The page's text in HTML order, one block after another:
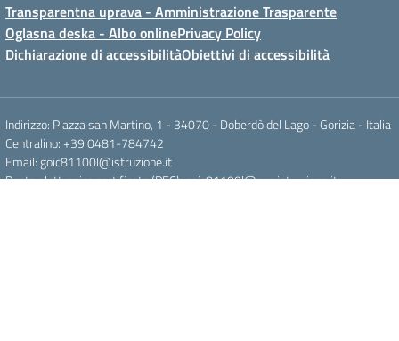
Transparentna uprava - Amministrazione Trasparente
Oglasna deska - Albo onlinePrivacy Policy
Dichiarazione di accessibilitàObiettivi di accessibilità
Indirizzo: Piazza san Martino, 1 - 34070 - Doberdò del Lago - Gorizia - Italia
Centralino: +39 0481-784742
Email: goic81100l@istruzione.it
Posta elettronica certificata (PEC): goic81100l@pec.istruzione.it